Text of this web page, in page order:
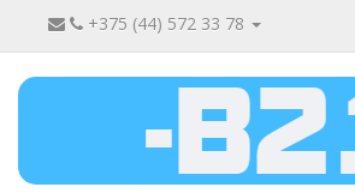
+375 (44) 572 33 78